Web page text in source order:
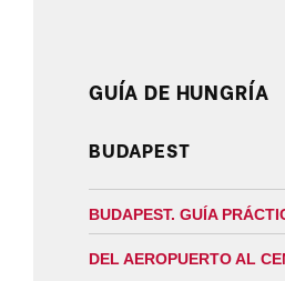
GUÍA DE HUNGRÍA
BUDAPEST
BUDAPEST. GUÍA
DEL AEROPUERTO AL